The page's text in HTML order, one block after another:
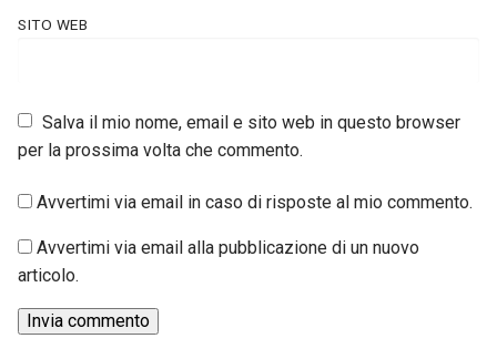
SITO WEB
Salva il mio nome, email e sito web in questo browser
per la prossima volta che commento.
Avvertimi via email in caso di risposte al mio commento.
Avvertimi via email alla pubblicazione di un nuovo
articolo.